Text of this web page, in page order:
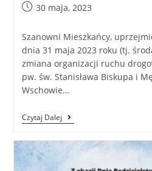
30 maja, 2023
Szanowni Mieszkańcy,
dnia 31 maja 2023 roku (tj.
zmiana organizacji ruchu
pw. św. Stanisława Biskupa i
Wschowie…
Czytaj Dalej